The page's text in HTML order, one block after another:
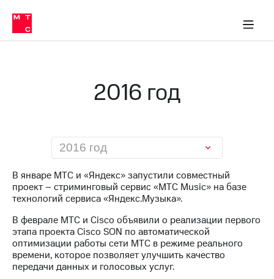
Медиа-центр
и акционерам
Устойчивое развитие
Комплаенс и деловая этика
компании
Руководство
Правовая
информация
Контакты
Медиа-центр
Пресс-
релизы
МТС
о технологиях
2016 год
2016 год
В январе МТС и «Яндекс» запустили совместный
проект – стриминговый сервис «МТС Music» на базе
технологий сервиса «Яндекс.Музыка».
В феврале МТС и Cisco объявили о реализации первого
этапа проекта Cisco SON по автоматической
оптимизации работы сети МТС в режиме реального
времени, которое позволяет улучшить качество
передачи данных и голосовых услуг.